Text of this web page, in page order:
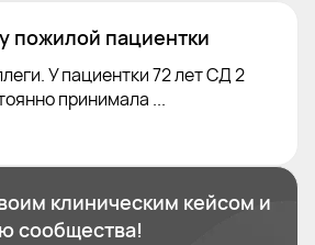
пожилой пациентки
У пациентки 72 лет СД 2
принимала ...
клиническим кейсом и
сообщества!